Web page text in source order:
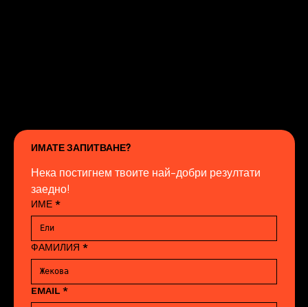
ИМАТЕ ЗАПИТВАНЕ?
Нека постигнем твоите най-добри резултати
заедно!
ИМЕ *
ФАМИЛИЯ *
EMAIL *